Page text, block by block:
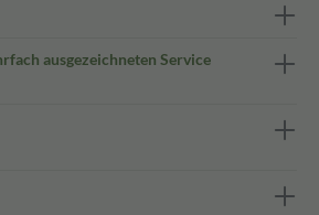
ausgezeichneten Service